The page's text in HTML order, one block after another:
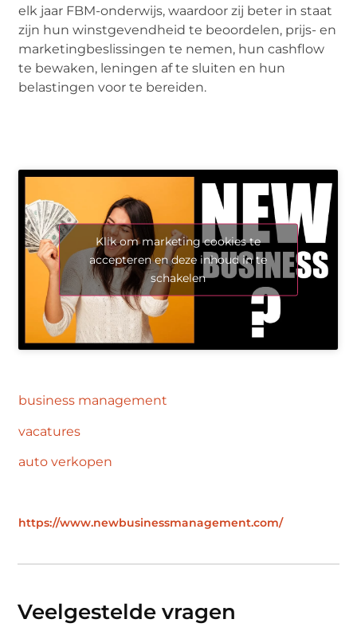
elk jaar FBM-onderwijs, waardoor zij beter in staat
zijn hun winstgevendheid te beoordelen, prijs- en
marketingbeslissingen te nemen, hun cashflow
te bewaken, leningen af te sluiten en hun
belastingen voor te bereiden.
Klik om marketing cookies te
accepteren en deze inhoud in te
schakelen
business management
vacatures
auto verkopen
https://www.newbusinessmanagement.com/
Veelgestelde vragen